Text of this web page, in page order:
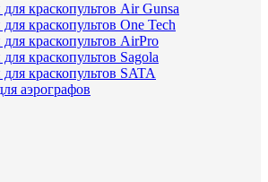
для краскопультов Air Gunsa
для краскопультов One Tech
для краскопультов AirPro
краскопультов Sagola
для краскопультов SATA
аэрографов